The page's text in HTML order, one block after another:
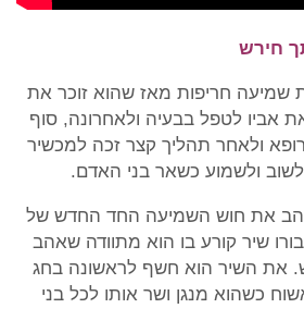
חירש
שמיעה חריפות מאז שהוא זוכר את
אביו לטפל בבעיה ולאחרונה, סוף
ולאחר תהליך קצר זכה למכשיר
ולשמוע כשאר בני האדם.
את חוש השמיעה החד החדש של
שיר קורע בו הוא מתוודה שאהב
את השיר הוא חשף לראשונה בחג
כשהוא מנגן ושר אותו לכל בני